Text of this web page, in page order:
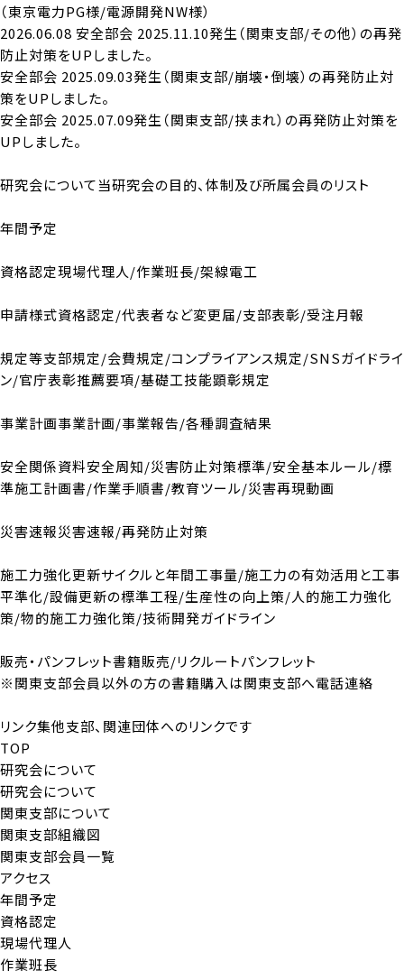
（東京電力PG様/電源開発NW様）
2026.06.08 安全部会 2025.11.10発生（関東支部/その他）の再発
防止対策をUPしました。
安全部会 2025.09.03発生（関東支部/崩壊・倒壊）の再発防止対
策をUPしました。
安全部会 2025.07.09発生（関東支部/挟まれ）の再発防止対策を
UPしました。
研究会について当研究会の目的、体制及び所属会員のリスト
年間予定
資格認定現場代理人/作業班長/架線電工
申請様式資格認定/代表者など変更届/支部表彰/受注月報
規定等支部規定/会費規定/コンプライアンス規定/SNSガイドライ
ン/官庁表彰推薦要項/基礎工技能顕彰規定
事業計画事業計画/事業報告/各種調査結果
安全関係資料安全周知/災害防止対策標準/安全基本ルール/標
準施工計画書/作業手順書/教育ツール/災害再現動画
災害速報災害速報/再発防止対策
施工力強化更新サイクルと年間工事量/施工力の有効活用と工事
平準化/設備更新の標準工程/生産性の向上策/人的施工力強化
策/物的施工力強化策/技術開発ガイドライン
販売・パンフレット書籍販売/リクルートパンフレット
※関東支部会員以外の方の書籍購入は関東支部へ電話連絡
リンク集他支部、関連団体へのリンクです
TOP
研究会について
研究会について
関東支部について
関東支部組織図
関東支部会員一覧
アクセス
年間予定
資格認定
現場代理人
作業班長